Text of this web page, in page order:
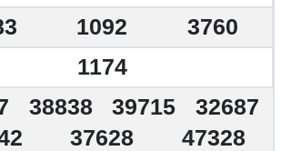
1092 3760
1174
38838 39715
32687
37628 47328